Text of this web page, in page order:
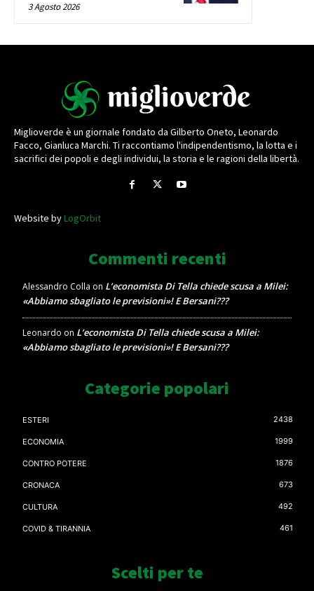
3 Agosto 2026
Miglioverde è un giornale fondato da Gilberto Oneto, Leonardo
Facco, Gianluca Marchi. Ti raccontiamo l'indipendentismo, la lotta e i
sacrifici dei popoli e degli individui, la storia e le ragioni della libertà.
Website byLogOrbit
Commenti recenti
Alessandro Colla on L’economista Di Tella chiede scusa a Milei:
«Abbiamo sbagliato le previsioni»! E Bersani???
Leonardo on L’economista Di Tella chiede scusa a Milei:
«Abbiamo sbagliato le previsioni»! E Bersani???
Categorie popolari
ESTERI 2438
ECONOMIA 1999
CONTRO POTERE 1876
CRONACA 673
CULTURA 492
COVID & TIRANNIA 461
Scelti per te